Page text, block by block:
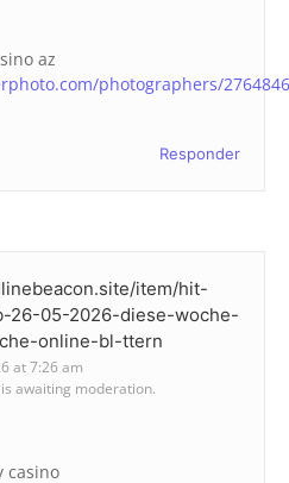
az
photographers/
Responder
item/hit-
26-05-2026-diese-woche-
online-bl-ttern
at 7:26 am
awaiting moderation.
casino